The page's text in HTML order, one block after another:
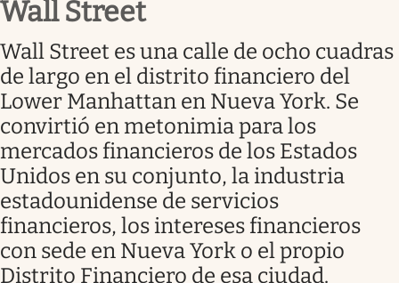
España
Wall Street
Wall Street es una calle de ocho cuadras
de largo en el distrito financiero del
Lower Manhattan en Nueva York. Se
convirtió en metonimia para los
mercados financieros de los Estados
Unidos en su conjunto, la industria
estadounidense de servicios
financieros, los intereses financieros
con sede en Nueva York o el propio
Distrito Financiero de esa ciudad.